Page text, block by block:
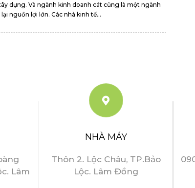
dựng. Và ngành kinh doanh cát cũng là một ngành
nguồn lợi lớn. Các nhà kinh tế...
Lâm
NHÀ MÁY
Thôn 2. Lộc Châu, TP.Bảo
Lộc. Lâm Đồng